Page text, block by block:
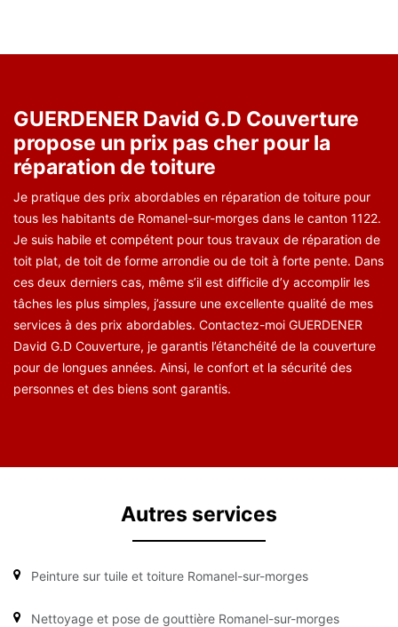
GUERDENER David G.D Couverture
propose un prix pas cher pour la
réparation de toiture
Je pratique des prix abordables en réparation de toiture pour
tous les habitants de Romanel-sur-morges dans le canton 1122.
Je suis habile et compétent pour tous travaux de réparation de
toit plat, de toit de forme arrondie ou de toit à forte pente. Dans
ces deux derniers cas, même s’il est difficile d’y accomplir les
tâches les plus simples, j’assure une excellente qualité de mes
services à des prix abordables. Contactez-moi GUERDENER
David G.D Couverture, je garantis l’étanchéité de la couverture
pour de longues années. Ainsi, le confort et la sécurité des
personnes et des biens sont garantis.
Autres services
Peinture sur tuile et toiture Romanel-sur-morges
Nettoyage et pose de gouttière Romanel-sur-morges